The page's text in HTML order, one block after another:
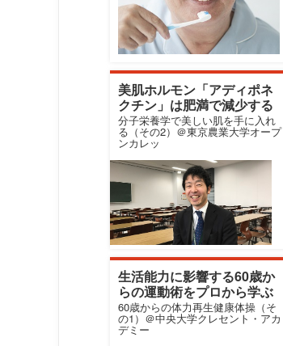
美肌ホルモン「アディポネ
クチン」は肥満で減少する
分子栄養学で美しい肌を手に入れ
る（その2）＠東京農業大学オープ
ンカレッ
生活能力に影響する60歳か
らの運動術をプロから学ぶ
60歳からの体力再生健康体操（そ
の1）＠中央大学クレセント・アカ
デミー